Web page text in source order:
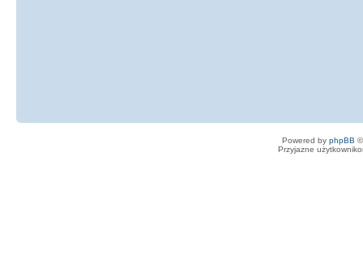
Powered by phpBB
Przyjazne